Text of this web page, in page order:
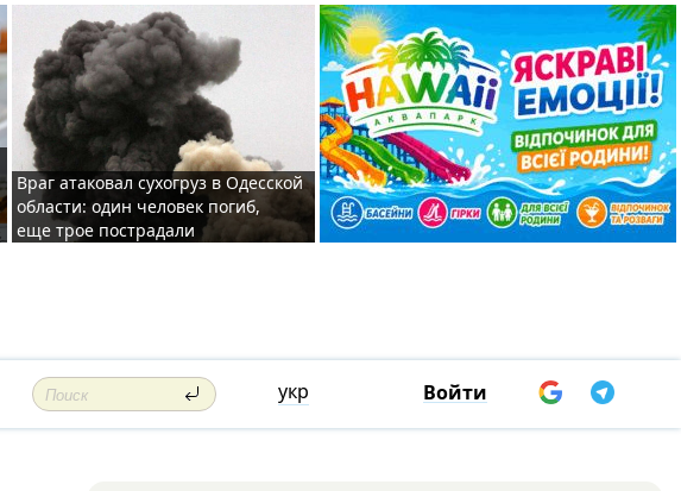
Враг атаковал сухогруз в Одесской
области: один человек погиб,
еще трое пострадали
укр Войти